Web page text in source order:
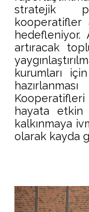
stratejik
kooperatifler
hedefleniyor.
artıracak
kurumları
Kooperatifleri
hayata etkin
kalkınmaya
olarak kayda